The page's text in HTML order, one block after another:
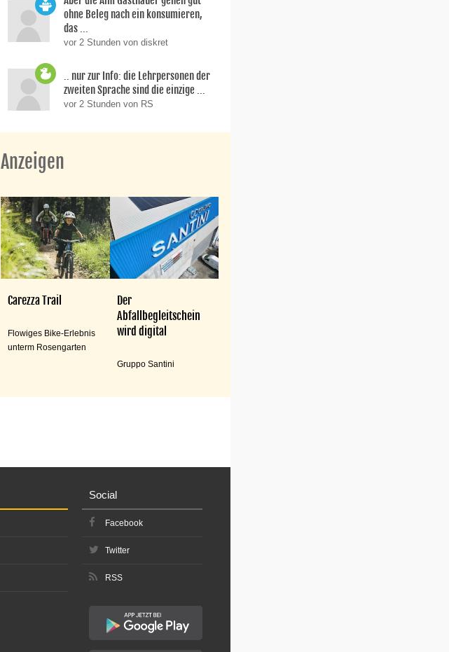
ohne Beleg nach ein konsumieren,
das ...
vor 2 Stunden von diskret
.. nur zur Info: die Lehrpersonen der
zweiten Sprache sind die einzige ...
vor 2 Stunden von RS
Anzeigen
Carezza Trail
Flowiges Bike-Erlebnis
unterm Rosengarten
Der
Abfallbegleitschein
wird digital
Gruppo Santini
Social
Facebook
Twitter
RSS